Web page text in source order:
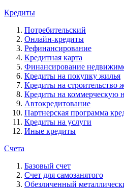
Кредиты
Потребительский
Онлайн-кредиты
Рефинансирование
Кредитная карта
Финансирование
Кредиты на покупку жилья
Кредиты на строительство
Кредиты на коммерческую
Автокредитование
Партнерская программа
Кредиты на услуги
Иные кредиты
Счета
Базовый счет
Счет для самозанятого
Обезличенный